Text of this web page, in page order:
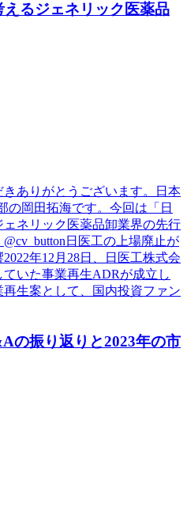
えるジェネリック医薬品
ありがとうございます。日本
岡田拓海です。今回は「日
ネリック医薬品卸業界の先行
日医工の上場廃止が
年12月28日、日医工株式会
いた事業再生ADRが成立し
生案として、国内投資ファン
の振り返りと2023年の市